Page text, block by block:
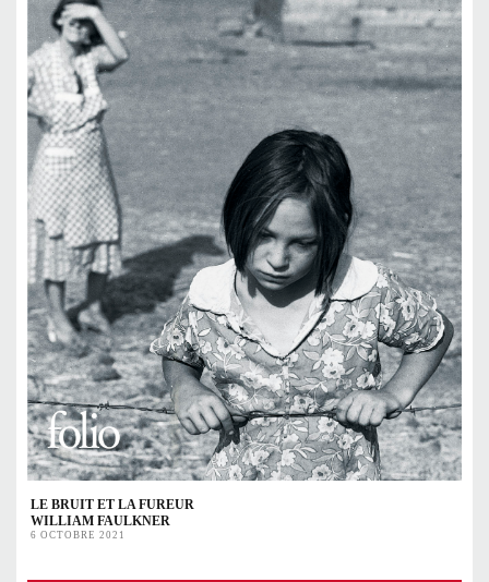
LE BRUIT ET LA FUREUR
WILLIAM FAULKNER
6 OCTOBRE 2021